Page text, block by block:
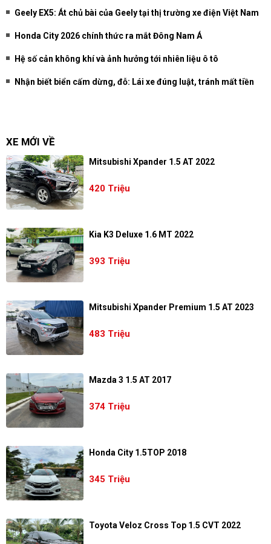
Geely EX5: Át chủ bài của Geely tại thị trường xe điện Việt Nam
Honda City 2026 chính thức ra mắt Đông Nam Á
Hệ số cản không khí và ảnh hưởng tới nhiên liệu ô tô
Nhận biết biển cấm dừng, đỗ: Lái xe đúng luật, tránh mất tiền
XE MỚI VỀ
Mitsubishi Xpander 1.5 AT 2022
420 Triệu
Kia K3 Deluxe 1.6 MT 2022
393 Triệu
Mitsubishi Xpander Premium 1.5 AT 2023
483 Triệu
Mazda 3 1.5 AT 2017
374 Triệu
Honda City 1.5TOP 2018
345 Triệu
Toyota Veloz Cross Top 1.5 CVT 2022